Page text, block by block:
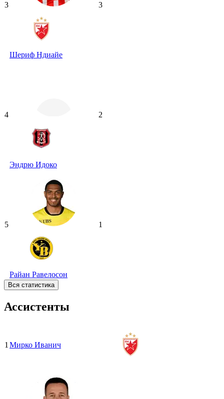
3
Шериф Ндиайе
3
4
Эндрю Идоко
2
5
Райан Равелосон
1
Вся статистика
Ассистенты
1 Мирко Иванич